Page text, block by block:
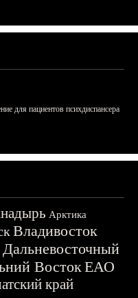
для пациентов психдиспансера
Арктика
Владивосток
Дальневосточный
ВостокЕАО
край